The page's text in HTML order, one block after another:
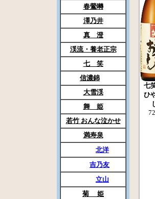
春鶯囀
澤乃井
真 澄
渓流・養老正宗
七 笑
信濃錦
大雪渓
舞 姫
若竹 おんな泣かせ
満寿泉
北洋
吉乃友
立山
菊 姫
七
ひ